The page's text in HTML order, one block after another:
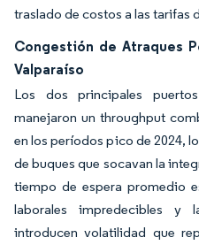
traslado de costos a las tarifas
Congestión de Atraques
Valparaíso
Los dos principales
manejaron un throughput
en los períodos pico de 2024,
de buques que socavan la
tiempo de espera promedio
laborales impredecibles y
introducen volatilidad que